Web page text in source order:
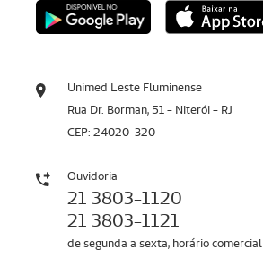
Unimed Leste Fluminense
Rua Dr. Borman, 51 - Niterói - RJ
CEP: 24020-320
Ouvidoria
21 3803-1120
21 3803-1121
de segunda a sexta, horário comercial